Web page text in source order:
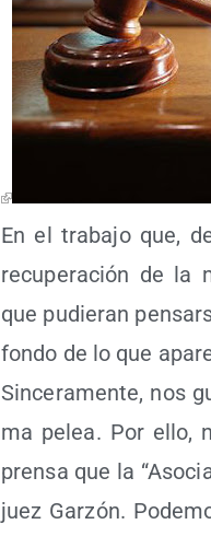
En el tra­ba­jo que,
recu­pe­ra­ción de la
que pudie­ran
fon­do de lo que
Sin­ce­ra­men­te, nos
ma pelea. Por ello,
pren­sa que la
juez Gar­zón.